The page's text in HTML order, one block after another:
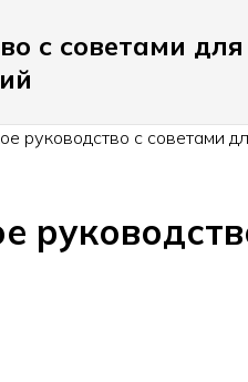
с советами
руководство с советами